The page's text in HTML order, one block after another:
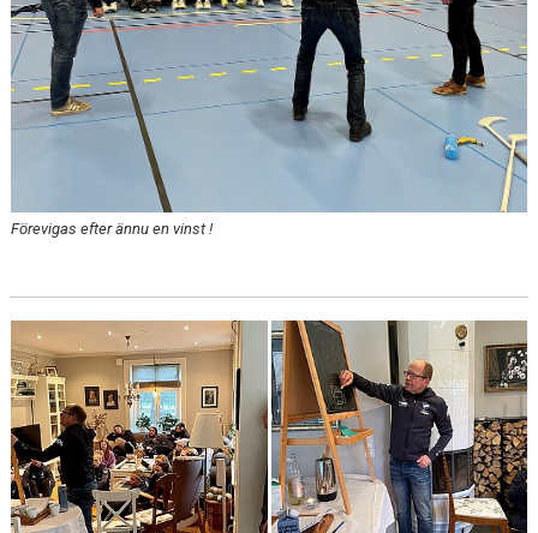
Förevigas efter ännu en vinst !